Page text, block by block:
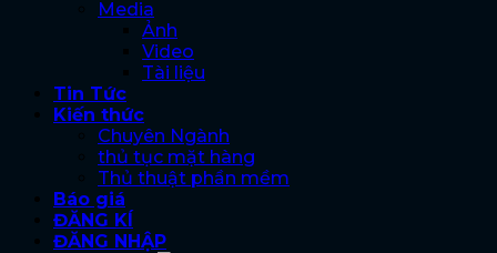
Media
Ảnh
Video
Tài liệu
Tin Tức
Kiến thức
Chuyên Ngành
thủ tục mặt hàng
Thủ thuật phần mềm
Báo giá
ĐĂNG KÍ
ĐĂNG NHẬP